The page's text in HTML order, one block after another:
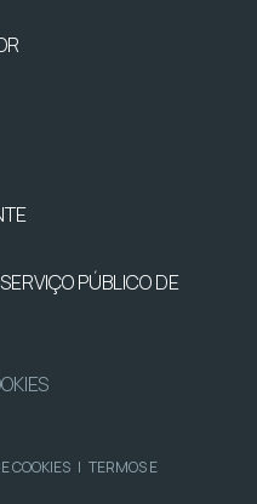
PÚBLICO DE
COOKIES | TERMOS E